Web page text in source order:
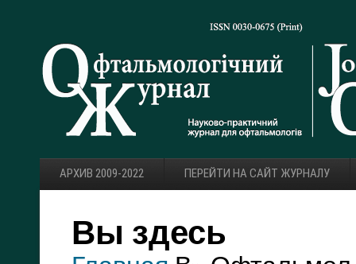
АРХИВ 2009-2022 ПЕРЕЙТИ НА САЙТ ЖУРНАЛУ
Вы здесь